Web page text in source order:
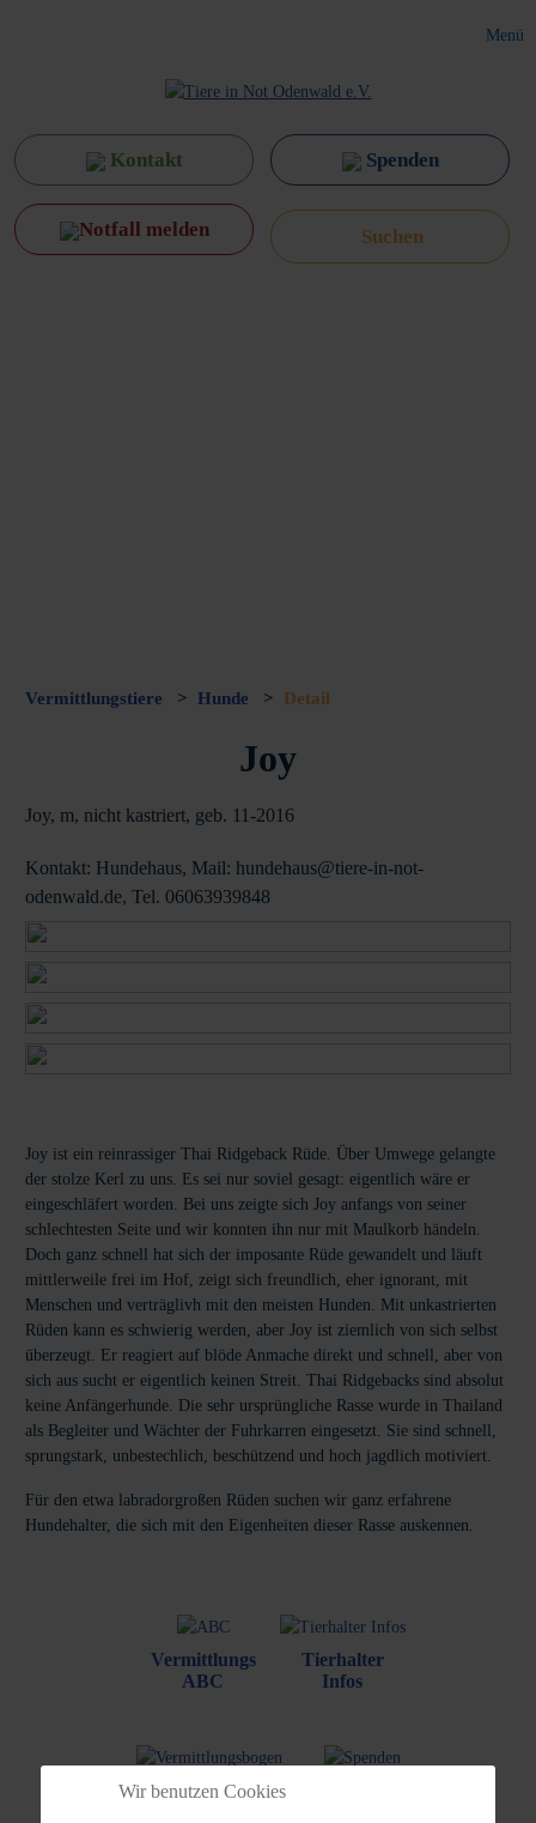
Menü
Kontakt Spenden
Notfall melden
Vermittlungstiere > Hunde > Detail
Joy
Joy, m, nicht kastriert, geb. 11-2016
Kontakt: Hundehaus, Mail: hundehaus@tiere-in-not-
odenwald.de, Tel. 06063939848
Joy ist ein reinrassiger Thai Ridgeback Rüde. Über Umwege gelangte
der stolze Kerl zu uns. Es sei nur soviel gesagt: eigentlich wäre er
eingeschläfert worden. Bei uns zeigte sich Joy anfangs von seiner
schlechtesten Seite und wir konnten ihn nur mit Maulkorb händeln.
Doch ganz schnell hat sich der imposante Rüde gewandelt und läuft
mittlerweile frei im Hof, zeigt sich freundlich, eher ignorant, mit
Menschen und verträglivh mit den meisten Hunden. Mit unkastrierten
Rüden kann es schwierig werden, aber Joy ist ziemlich von sich selbst
überzeugt. Er reagiert auf blöde Anmache direkt und schnell, aber von
sich aus sucht er eigentlich keinen Streit. Thai Ridgebacks sind absolut
keine Anfängerhunde. Die sehr ursprüngliche Rasse wurde in Thailand
als Begleiter und Wächter der Fuhrkarren eingesetzt. Sie sind schnell,
sprungstark, unbestechlich, beschützend und hoch jagdlich motiviert.
Für den etwa labradorgroßen Rüden suchen wir ganz erfahrene
Hundehalter, die sich mit den Eigenheiten dieser Rasse auskennen.
Vermittlungs
ABC
Tierhalter
Infos
Vermittlungs-
Wir benutzen Cookies